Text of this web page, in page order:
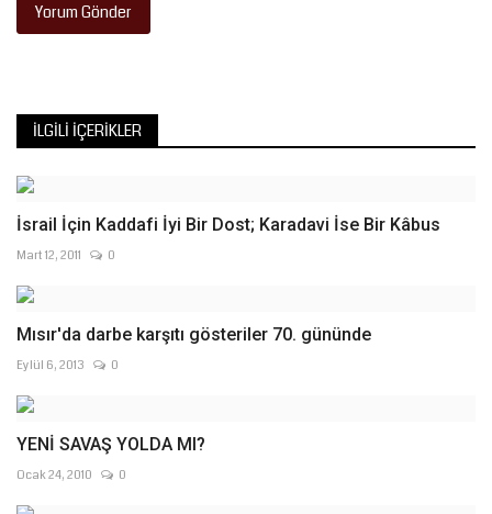
Yorum Gönder
İLGILI İÇERIKLER
İsrail İçin Kaddafi İyi Bir Dost; Karadavi İse Bir Kâbus
Mart 12, 2011 0
Mısır'da darbe karşıtı gösteriler 70. gününde
Eylül 6, 2013 0
YENİ SAVAŞ YOLDA MI?
Ocak 24, 2010 0